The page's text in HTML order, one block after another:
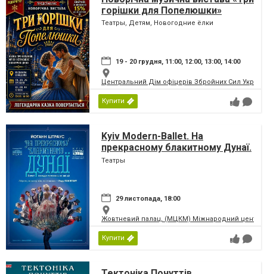
горішки для Попелюшки»
Театры, Детям, Новогодние ёлки
19 - 20 грудня, 11:00, 12:00, 13:00, 14:00
Центральний Дім офіцерів Збройних Сил
Купити
Kyiv Modern-Ballet. На
прекрасному блакитному Дунаї.
Раду Поклітару
Театры
29 листопада, 18:00
Жовтневий палац, (МЦКМ) Міжнародний центр
Купити